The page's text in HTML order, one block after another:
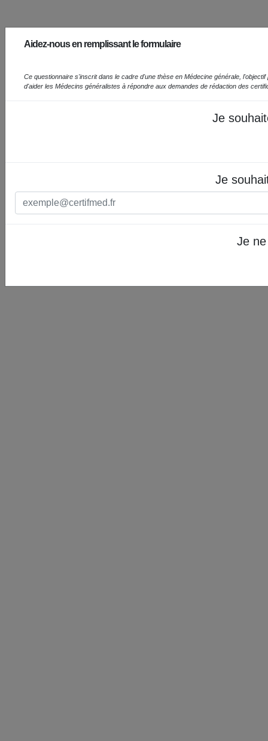
Aidez-nous en remplissant le formulaire
Ce questionnaire s'inscrit dans le cadre d'une thèse en Médecine générale,
d'aider les Médecins généralistes à répondre aux demandes de rédaction des
Je
Je
Je